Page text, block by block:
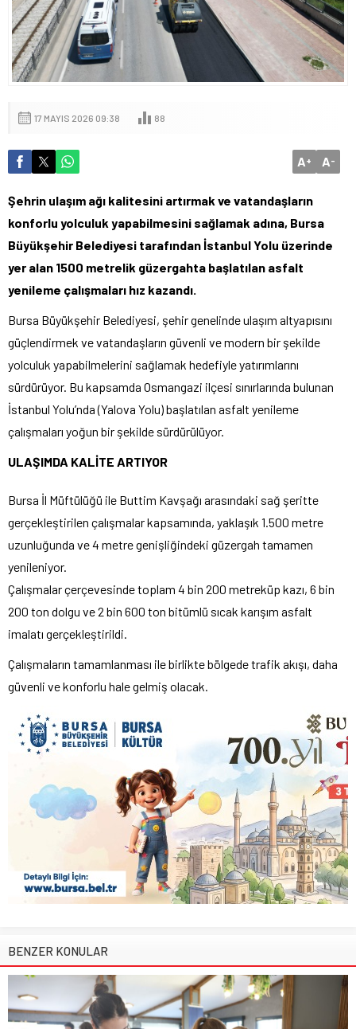
17 MAYIS 2026 09:38 88
A+ A-
Şehrin ulaşım ağı kalitesini artırmak ve vatandaşların
konforlu yolculuk yapabilmesini sağlamak adına, Bursa
Büyükşehir Belediyesi tarafından İstanbul Yolu üzerinde
yer alan 1500 metrelik güzergahta başlatılan asfalt
yenileme çalışmaları hız kazandı.
Bursa Büyükşehir Belediyesi, şehir genelinde ulaşım altyapısını
güçlendirmek ve vatandaşların güvenli ve modern bir şekilde
yolculuk yapabilmelerini sağlamak hedefiyle yatırımlarını
sürdürüyor. Bu kapsamda Osmangazi ilçesi sınırlarında bulunan
İstanbul Yolu’nda (Yalova Yolu) başlatılan asfalt yenileme
çalışmaları yoğun bir şekilde sürdürülüyor.
ULAŞIMDA KALİTE ARTIYOR
Bursa İl Müftülüğü ile Buttim Kavşağı arasındaki sağ şeritte
gerçekleştirilen çalışmalar kapsamında, yaklaşık 1.500 metre
uzunluğunda ve 4 metre genişliğindeki güzergah tamamen
yenileniyor.
Çalışmalar çerçevesinde toplam 4 bin 200 metreküp kazı, 6 bin
200 ton dolgu ve 2 bin 600 ton bitümlü sıcak karışım asfalt
imalatı gerçekleştirildi.
Çalışmaların tamamlanması ile birlikte bölgede trafik akışı, daha
güvenli ve konforlu hale gelmiş olacak.
BENZER KONULAR